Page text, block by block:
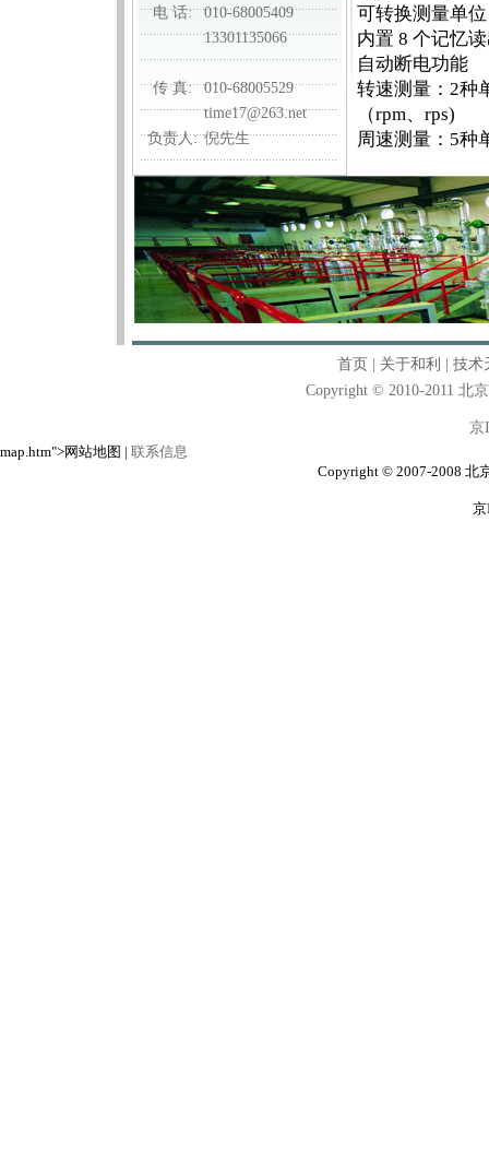
电 话:
传 真:
负责人:
010-68005409
13301135066
010-68005529
time17@263.net
倪先生
可转换测量单位
内置 8 个记忆
自动断电功能
转速测量：2种
（rpm、rps)
周速测量：5种
首页 关于和利
技术
Copyright © 2010-2011 北
京
map.htm">网站地图 | 联系信息
Copyright © 2007-2008 北
京